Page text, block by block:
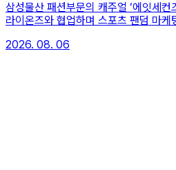
삼성물산 패션부문의 캐주얼 ‘에잇세컨
라이온즈와 협업하며 스포츠 팬덤 마케
2026. 08. 06